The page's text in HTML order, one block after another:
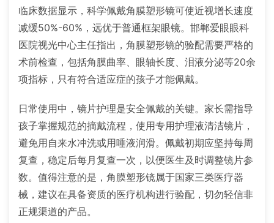
临床数据显示，科学佩戴角膜塑形镜可使近视增长速度
减缓50%-60%，远优于普通框架眼镜。邯郸爱眼眼科
医院视光中心主任指出，角膜塑形镜的验配需要严格的
术前检查，包括角膜曲率、眼轴长度、泪液分泌等20余
项指标，只有符合适应症的孩子才能佩戴。
日常使用中，镜片护理是安全佩戴的关键。家长需指导
孩子掌握规范的摘戴流程，使用专用护理液清洁镜片，
避免用自来水冲洗或用唾液润滑。佩戴初期应坚持每周
复查，稳定后每月复查一次，以便医生及时调整镜片参
数。值得注意的是，角膜塑形镜属于国家三类医疗器
械，建议在具备资质的医疗机构进行验配，切勿轻信非
正规渠道的产品。